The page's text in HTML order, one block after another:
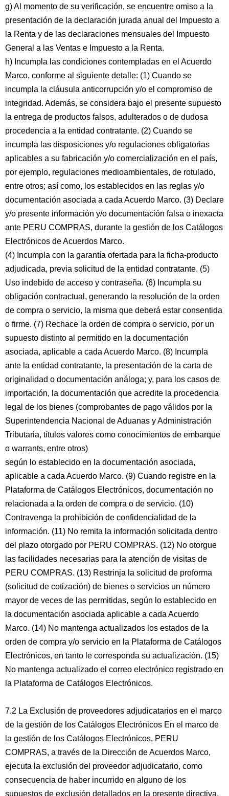
g) Al momento de su verificación, se encuentre omiso a la
presentación de la declaración jurada anual del Impuesto a
la Renta y de las declaraciones mensuales del Impuesto
General a las Ventas e Impuesto a la Renta.
h) Incumpla las condiciones contempladas en el Acuerdo
Marco, conforme al siguiente detalle: (1) Cuando se
incumpla la cláusula anticorrupción y/o el compromiso de
integridad. Además, se considera bajo el presente supuesto
la entrega de productos falsos, adulterados o de dudosa
procedencia a la entidad contratante. (2) Cuando se
incumpla las disposiciones y/o regulaciones obligatorias
aplicables a su fabricación y/o comercialización en el país,
por ejemplo, regulaciones medioambientales, de rotulado,
entre otros; así como, los establecidos en las reglas y/o
documentación asociada a cada Acuerdo Marco. (3) Declare
y/o presente información y/o documentación falsa o inexacta
ante PERU COMPRAS, durante la gestión de los Catálogos
Electrónicos de Acuerdos Marco.
(4) Incumpla con la garantía ofertada para la ficha-producto
adjudicada, previa solicitud de la entidad contratante. (5)
Uso indebido de acceso y contraseña. (6) Incumpla su
obligación contractual, generando la resolución de la orden
de compra o servicio, la misma que deberá estar consentida
o firme. (7) Rechace la orden de compra o servicio, por un
supuesto distinto al permitido en la documentación
asociada, aplicable a cada Acuerdo Marco. (8) Incumpla
ante la entidad contratante, la presentación de la carta de
originalidad o documentación análoga; y, para los casos de
importación, la documentación que acredite la procedencia
legal de los bienes (comprobantes de pago válidos por la
Superintendencia Nacional de Aduanas y Administración
Tributaria, títulos valores como conocimientos de embarque
o warrants, entre otros)
según lo establecido en la documentación asociada,
aplicable a cada Acuerdo Marco. (9) Cuando registre en la
Plataforma de Catálogos Electrónicos, documentación no
relacionada a la orden de compra o de servicio. (10)
Contravenga la prohibición de confidencialidad de la
información. (11) No remita la información solicitada dentro
del plazo otorgado por PERU COMPRAS. (12) No otorgue
las facilidades necesarias para la atención de visitas de
PERU COMPRAS. (13) Restrinja la solicitud de proforma
(solicitud de cotización) de bienes o servicios un número
mayor de veces de las permitidas, según lo establecido en
la documentación asociada aplicable a cada Acuerdo
Marco. (14) No mantenga actualizados los estados de la
orden de compra y/o servicio en la Plataforma de Catálogos
Electrónicos, en tanto le corresponda su actualización. (15)
No mantenga actualizado el correo electrónico registrado en
la Plataforma de Catálogos Electrónicos.
7.2 La Exclusión de proveedores adjudicatarios en el marco
de la gestión de los Catálogos Electrónicos En el marco de
la gestión de los Catálogos Electrónicos, PERU
COMPRAS, a través de la Dirección de Acuerdos Marco,
ejecuta la exclusión del proveedor adjudicatario, como
consecuencia de haber incurrido en alguno de los
supuestos de exclusión detallados en la presente directiva,